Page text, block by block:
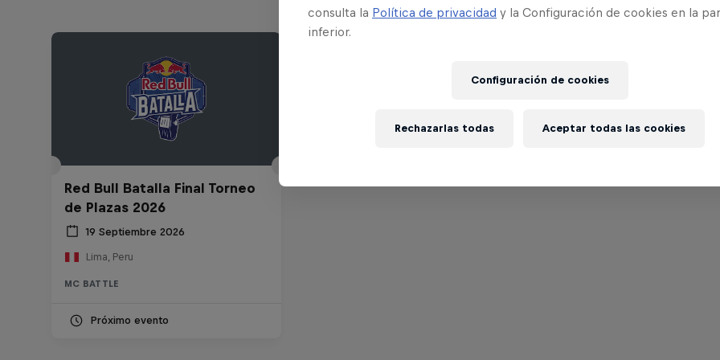
Red Bull Batalla Final Torneo
de Plazas 2026
19 Septiembre 2026
Lima, Peru
MC BATTLE
Próximo evento
consulta la Política de privacidad y la Configuración de cookies en la
inferior.
Configuración de cookies
Rechazarlas todas Aceptar todas las cookies